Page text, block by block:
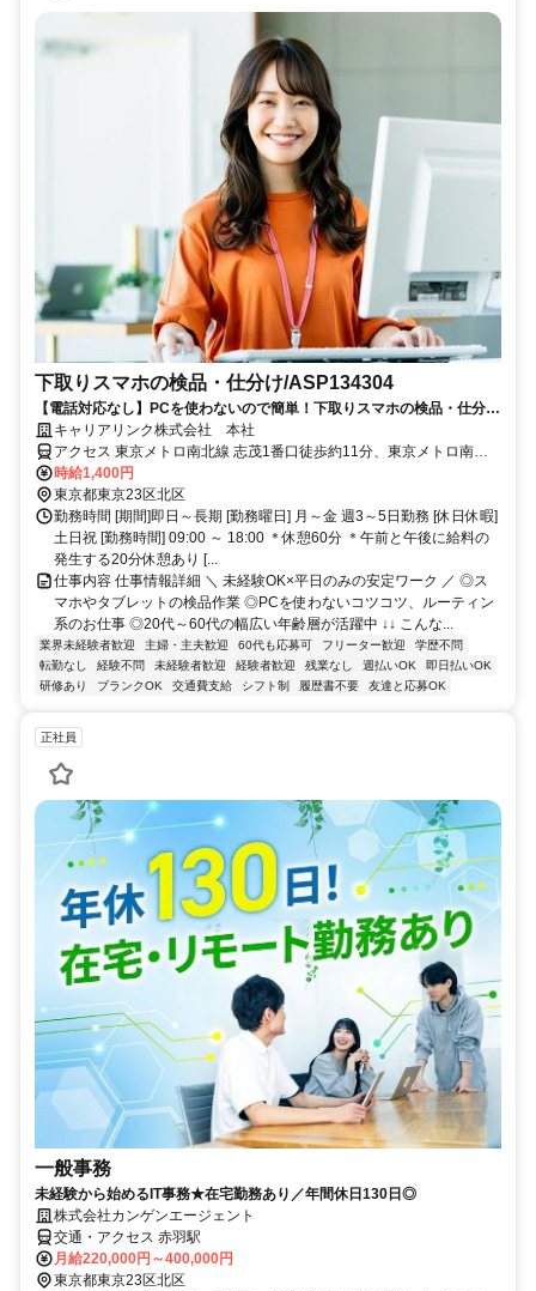
下取りスマホの検品・仕分け/ASP134304
【電話対応なし】PCを使わないので簡単！下取りスマホの検品・仕分け
＊土日祝休み、週3日～OK<月収22.4万円>
キャリアリンク株式会社 本社
アクセス 東京メトロ南北線 志茂1番口徒歩約11分、東京メトロ南北
線 王子神谷エレベータ出入口徒歩約12分、ＪＲ京浜東北線 東十条北
口徒歩約13分 南北線 志茂駅 徒歩7分 南北線 王子神谷駅 徒歩11分 JR
線 東十条駅 徒歩18分 JR線 赤羽駅 バス10分 都営バス赤羽駅東口「豊
島5丁目団地行き」約10分。「北車庫」下車。
時給1,400円
東京都東京23区北区
勤務時間 [期間]即日～長期 [勤務曜日] 月～金 週3～5日勤務 [休日休暇]
土日祝 [勤務時間] 09:00 ～ 18:00 ＊休憩60分 ＊午前と午後に給料の
発生する20分休憩あり [...
仕事内容 仕事情報詳細 ＼ 未経験OK×平日のみの安定ワーク ／ ◎ス
マホやタブレットの検品作業 ◎PCを使わないコツコツ、ルーティン
系のお仕事 ◎20代～60代の幅広い年齢層が活躍中 ↓↓ こんな...
業界未経験者歓迎 主婦・主夫歓迎 60代も応募可 フリーター歓迎
学歴不問
転勤なし
経験不問 未経験者歓迎 経験者歓迎 残業なし 週払いOK
即日払いOK
研修あり
ブランクOK 交通費支給 シフト制 履歴書不要 友達と応募OK
正社員
一般事務
未経験から始めるIT事務★在宅勤務あり／年間休日130日◎
株式会社カンゲンエージェント
交通・アクセス 赤羽駅
月給220,000円～400,000円
東京都東京23区北区